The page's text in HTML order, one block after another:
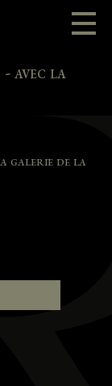
avec la
galerie de la